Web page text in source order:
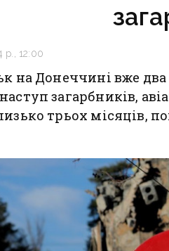
р., 12:00
на Донеччині вже
загарбників,
трьох місяців,